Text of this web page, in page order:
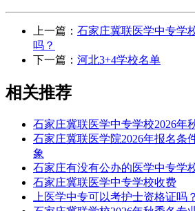
上一篇： 石家庄冀联医学中专学
吗？
下一篇： 河北3+4学校名单
相关推荐
石家庄冀联医学中专学校2026年
石家庄冀联医学院2026年报名条
象
石家庄有没有公办的医学中专学
石家庄冀联医学中专学校收费
上医学中专可以考护士资格证吗？